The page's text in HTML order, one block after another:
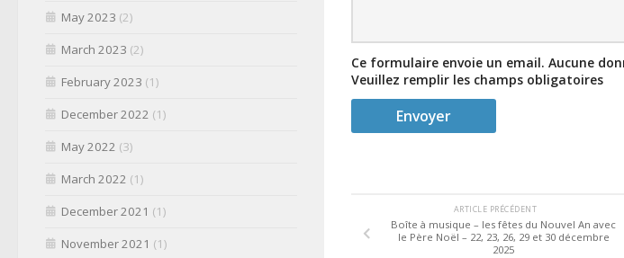
Ce formulaire envoie un email. Aucune
Veuillez remplir les champs obligatoires
ARTICLE PRÉCÉDENT
Boîte à musique – les fêtes du Nouvel An avec
le Père Noël – 22, 23, 26, 29 et 30 décembre
2025
May 2023 (2)
March 2023 (2)
February 2023 (1)
December 2022 (1)
May 2022 (3)
March 2022 (1)
December 2021 (1)
November 2021 (1)